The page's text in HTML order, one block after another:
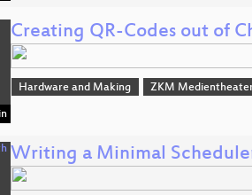
Creating QR-Codes out of
Hardware and Making ZKM
Writing a Minimal